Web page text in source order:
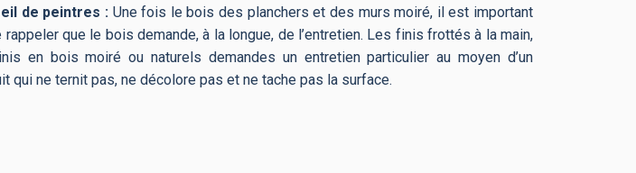
de peintres : Une fois le bois des planchers et des murs moiré, il est important
rappeler que le bois demande, à la longue, de l’entretien. Les finis frottés à la main,
en bois moiré ou naturels demandes un entretien particulier au moyen d’un
qui ne ternit pas, ne décolore pas et ne tache pas la surface.